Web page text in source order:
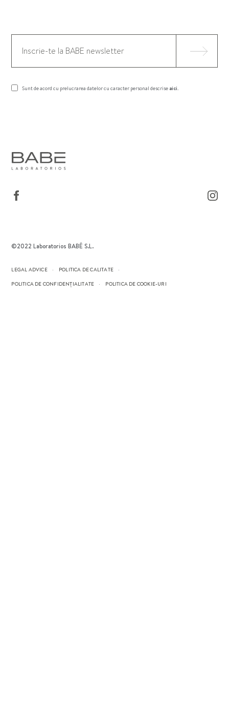
Sunt de acord cu prelucrarea datelor cu caracter personal descrise aici.
©2022 Laboratorios BABÉ S.L.
LEGAL ADVICE
POLITICA DE CALITATE
POLITICA DE CONFIDENȚIALITATE
POLITICA DE COOKIE-URI